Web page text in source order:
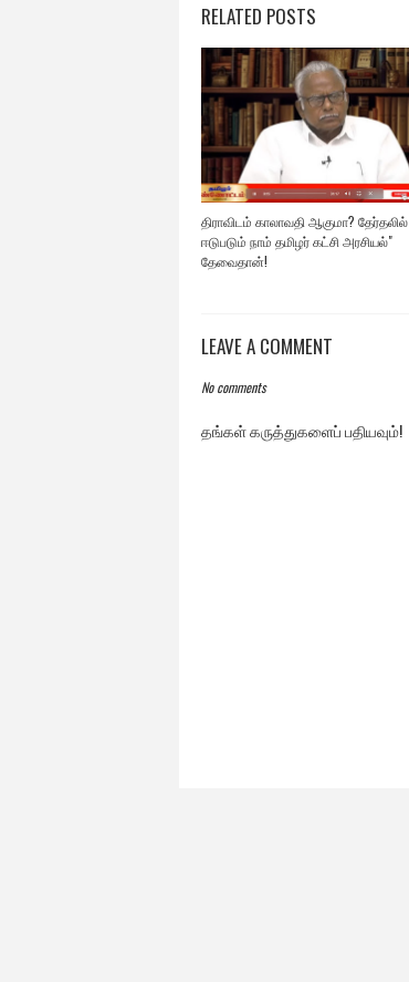
RELATED POSTS
திராவிடம் காலாவதி ஆகுமா? தேர்தலில்
ஈடுபடும் நாம் தமிழர் கட்சி அரசியல்"
தேவைதான்!
LEAVE A COMMENT
No comments
தங்கள் கருத்துகளைப் பதியவும்!